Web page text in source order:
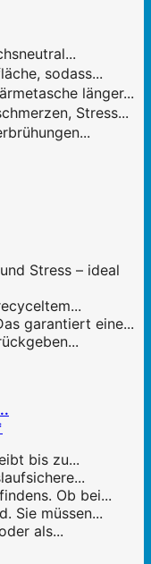
sodass...
länger...
Stress...
Stress – ideal
garantiert eine...
bis zu...
Ob bei...
Sie müssen...
als...